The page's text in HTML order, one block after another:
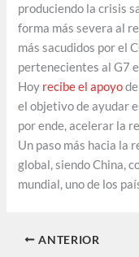
produciendo la crisis
forma más severa al
más sacudidos por el
pertenecientes al G7
Hoy recibe el apoyo
el objetivo de ayudar
por ende, acelerar la
Un paso más hacia la
global, siendo China,
mundial, uno de los
ANTERIOR